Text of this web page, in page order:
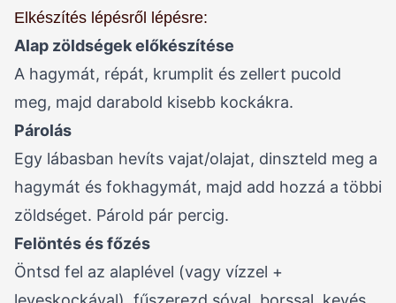
Elkészítés lépésről lépésre:
Alap zöldségek előkészítése
A hagymát, répát, krumplit és zellert pucold
meg, majd darabold kisebb kockákra.
Párolás
Egy lábasban hevíts vajat/olajat, dinszteld meg a
hagymát és fokhagymát, majd add hozzá a többi
zöldséget. Párold pár percig.
Felöntés és főzés
Öntsd fel az alaplével (vagy vízzel +